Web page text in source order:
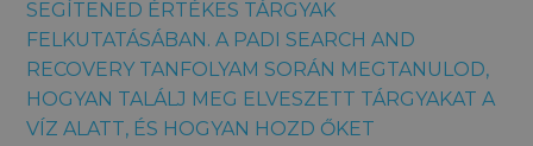
SEGÍTENED ÉRTÉKES TÁRGYAK
FELKUTATÁSÁBAN. A PADI SEARCH AND
RECOVERY TANFOLYAM SORÁN MEGTANULOD,
HOGYAN TALÁLJ MEG ELVESZETT TÁRGYAKAT A
VÍZ ALATT, ÉS HOGYAN HOZD ŐKET